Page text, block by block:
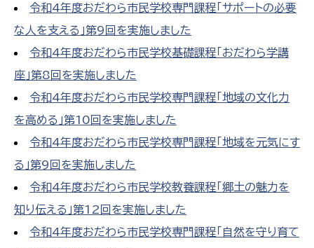
令和4年度おだわら市民学校専門課程「サポートの必要
な人を支える」第9回を実施しました
令和4年度おだわら市民学校基礎課程「おだわら学講
座」第8回を実施しました
令和4年度おだわら市民学校専門課程「地域の文化力
を高める」第10回を実施しました
令和4年度おだわら市民学校専門課程「地域を元気にす
る」第9回を実施しました
令和4年度おだわら市民学校教養課程「郷土の魅力を
知り伝える」第12回を実施しました
令和4年度おだわら市民学校専門課程「自然を守り育て